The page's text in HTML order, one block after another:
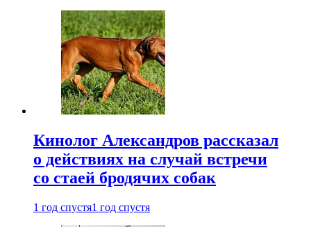
Кинолог Александров рассказал
о действиях на случай встречи
со стаей бродячих собак
1 год спустя1 год спустя